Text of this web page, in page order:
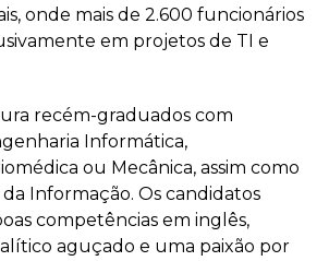
onde mais de 2.600 funcionários
em projetos de TI e
recém-graduados com
Informática,
ou Mecânica, assim como
Informação. Os candidatos
competências em inglês,
aguçado e uma paixão por